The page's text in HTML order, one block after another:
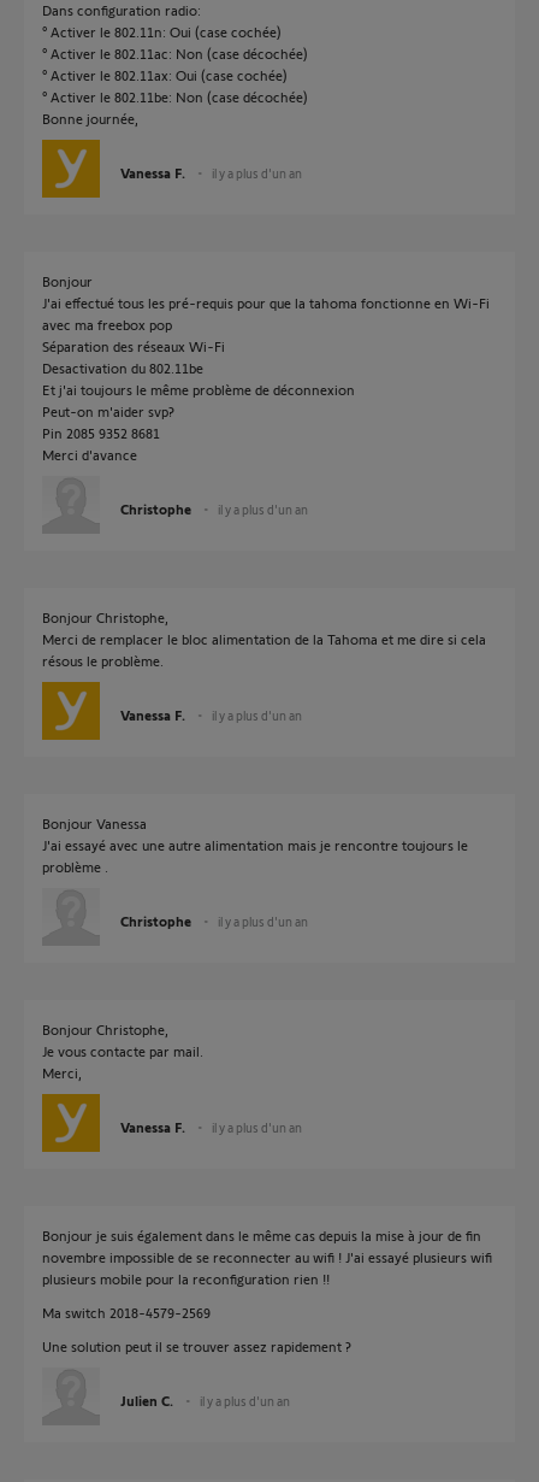
Dans configuration radio:
° Activer le 802.11n: Oui (case cochée)
° Activer le 802.11ac: Non (case décochée)
° Activer le 802.11ax: Oui (case cochée)
° Activer le 802.11be: Non (case décochée)
Bonne journée,
Vanessa F. il y a plus d'un an
Bonjour
J'ai effectué tous les pré-requis pour que la tahoma fonctionne en Wi-Fi
avec ma freebox pop
Séparation des réseaux Wi-Fi
Desactivation du 802.11be
Et j'ai toujours le même problème de déconnexion
Peut-on m'aider svp?
Pin 2085 9352 8681
Merci d'avance
Christophe il y a plus d'un an
Bonjour Christophe,
Merci de remplacer le bloc alimentation de la Tahoma et me dire si cela
résous le problème.
Vanessa F. il y a plus d'un an
Bonjour Vanessa
J'ai essayé avec une autre alimentation mais je rencontre toujours le
problème .
Christophe il y a plus d'un an
Bonjour Christophe,
Je vous contacte par mail.
Merci,
Vanessa F. il y a plus d'un an
Bonjour je suis également dans le même cas depuis la mise à jour de fin
novembre impossible de se reconnecter au wifi ! J'ai essayé plusieurs wifi
plusieurs mobile pour la reconfiguration rien !!
Ma switch 2018-4579-2569
Une solution peut il se trouver assez rapidement ?
Julien C. il y a plus d'un an